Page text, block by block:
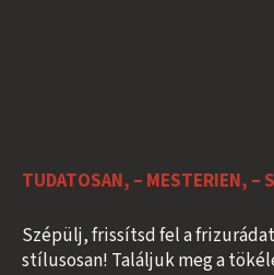
TUDATOSAN, – MESTERIEN, –
Szépülj, frissítsd fel a
stílusosan! Találjuk meg a